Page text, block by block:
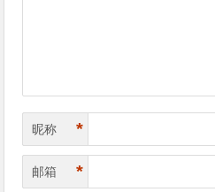
昵称 *
邮箱 *